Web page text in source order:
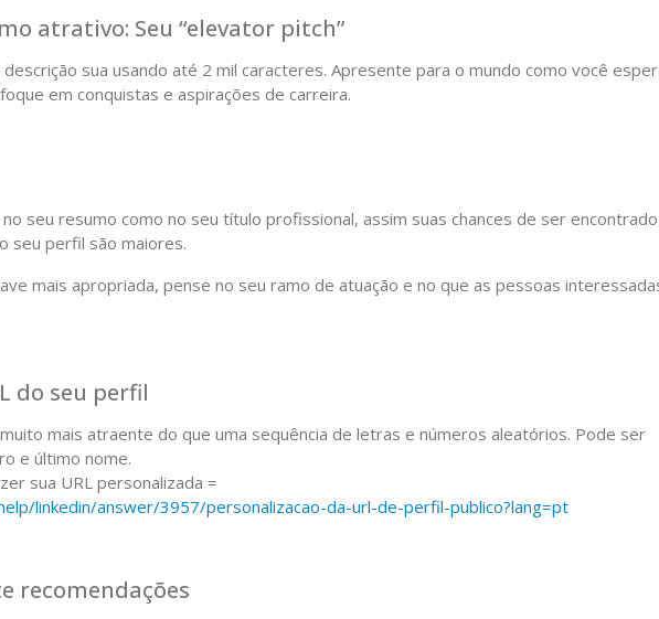
atrativo: Seu “elevator pitch”
sua usando até 2 mil caracteres. Apresente para o mundo como você
em conquistas e aspirações de carreira.
seu resumo como no seu título profissional, assim suas chances de ser encontrado
seu perfil são maiores.
mais apropriada, pense no seu ramo de atuação e no que as pessoas
do seu perfil
mais atraente do que uma sequência de letras e números aleatórios. Pode ser
e último nome.
sua URL personalizada =
linkedin/answer/3957/personalizacao-da-url-de-perfil-publico?lang=pt
recomendações